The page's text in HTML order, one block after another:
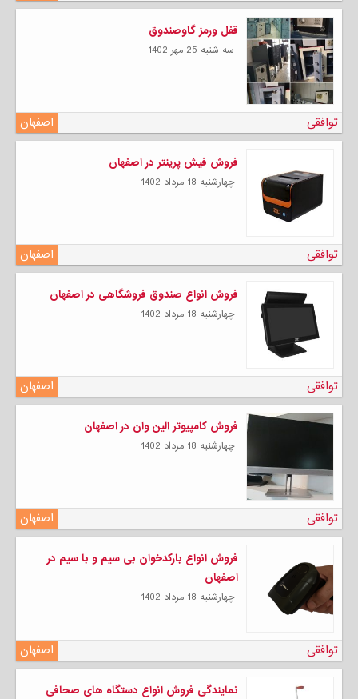
قفل ورمز گاوصندوق
سه شنبه 25 مهر 1402
اصفهان توافقی
فروش فیش پرینتر در اصفهان
چهارشنبه 18 مرداد 1402
اصفهان توافقی
فروش انواع صندوق فروشگاهی در اصفهان
چهارشنبه 18 مرداد 1402
اصفهان توافقی
فروش کامپیوتر الین وان در اصفهان
چهارشنبه 18 مرداد 1402
اصفهان توافقی
فروش انواع بارکدخوان بی سیم و با سیم در
اصفهان
چهارشنبه 18 مرداد 1402
اصفهان توافقی
نمایندگی فروش انواع دستگاه های صحافی